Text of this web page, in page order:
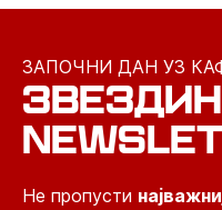
ЗАПОЧНИ ДАН УЗ
ЗВЕЗДИН
Не пропусти